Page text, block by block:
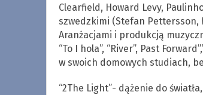
Clearfield, Howard Levy,
szwedzkimi (Stefan Pettersson,
Aranżacjami i produkcją
“To I hola”, “River”, Past
w swoich domowych studiach,
“2The Light”- dążenie do